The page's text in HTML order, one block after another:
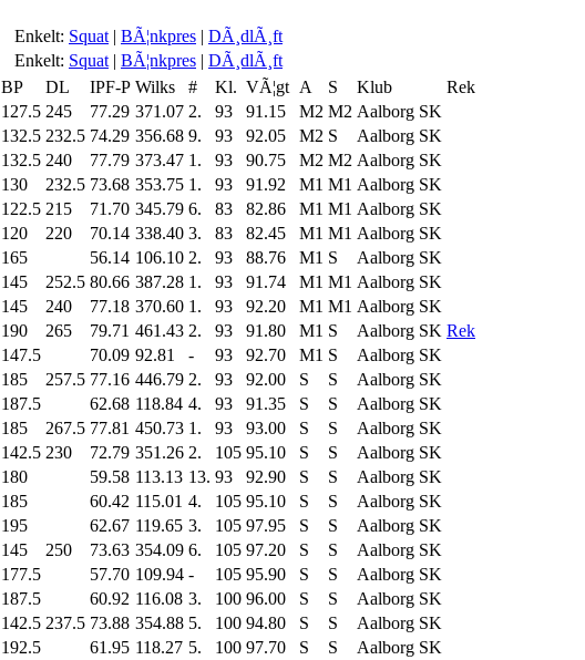
Enkelt: Squat | BÃ¦nkpres | DÃ¸dlÃ¸ft
Enkelt: Squat | BÃ¦nkpres | DÃ¸dlÃ¸ft
BP DL IPF-P Wilks # Kl. VÃ¦gt A S Klub
Rek
127.5 245 77.29 371.07 2. 93 91.15 M2 M2 Aalborg SK
132.5 232.5 74.29 356.68 9. 93 92.05 M2 S
Aalborg SK
132.5 240 77.79 373.47 1. 93 90.75 M2 M2 Aalborg SK
130 232.5 73.68 353.75 1. 93 91.92 M1 M1 Aalborg SK
122.5 215 71.70 345.79 6. 83 82.86 M1 M1 Aalborg SK
120 220 70.14 338.40 3. 83 82.45 M1 M1 Aalborg SK
165 56.14 106.10 2. 93 88.76 M1 S
Aalborg SK
145 252.5 80.66 387.28 1. 93 91.74 M1 M1 Aalborg SK
145 240 77.18 370.60 1. 93 92.20 M1 M1 Aalborg SK
190 265 79.71 461.43 2. 93 91.80 M1 S Aalborg SK Rek
147.5 70.09 92.81 - 93 92.70 M1 S
Aalborg SK
185 257.5 77.16 446.79 2. 93 92.00 S S
Aalborg SK
187.5 62.68 118.84 4. 93 91.35 S S
Aalborg SK
185 267.5 77.81 450.73 1. 93 93.00 S S
Aalborg SK
142.5 230 72.79 351.26 2. 105 95.10 S S
Aalborg SK
180 59.58 113.13 13. 93 92.90 S S
Aalborg SK
185 60.42 115.01 4. 105 95.10 S S
Aalborg SK
195 62.67 119.65 3. 105 97.95 S S
Aalborg SK
145 250 73.63 354.09 6. 105 97.20 S S
Aalborg SK
177.5 57.70 109.94 - 105 95.90 S S
Aalborg SK
187.5 60.92 116.08 3. 100 96.00 S S
Aalborg SK
142.5 237.5 73.88 354.88 5. 100 94.80 S S
Aalborg SK
192.5 61.95 118.27 5. 100 97.70 S S
Aalborg SK